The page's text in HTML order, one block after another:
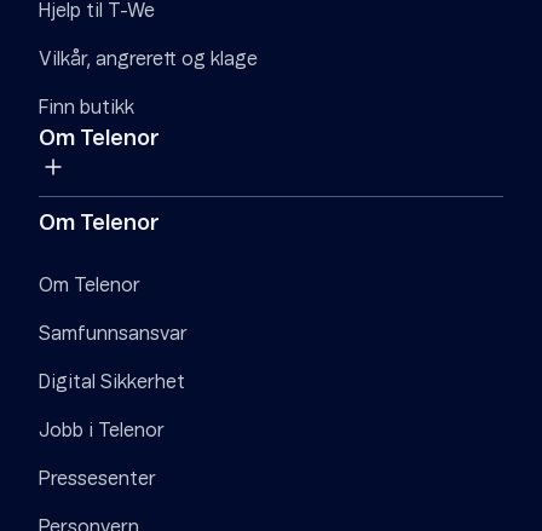
Hjelp til T-We
Vilkår, angrerett og klage
Finn butikk
Om Telenor
Om Telenor
Om Telenor
Samfunnsansvar
Digital Sikkerhet
Jobb i Telenor
Pressesenter